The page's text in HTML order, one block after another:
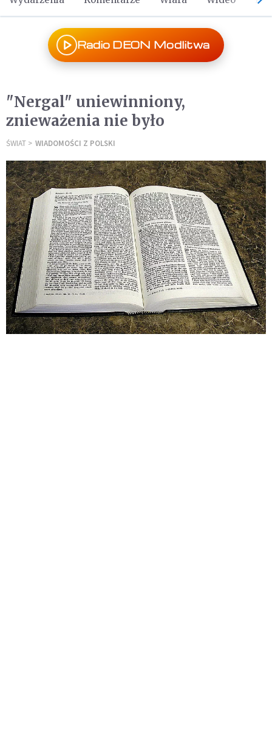
Radio DEON Modlitwa
"Nergal" uniewinniony,
znieważenia nie było
ŚWIAT WIADOMOŚCI Z POLSKI